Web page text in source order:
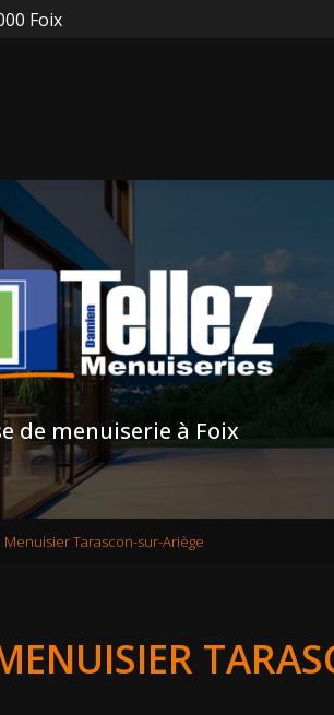
Foix
de menuiserie à Foix
Menuisier Tarascon-sur-Ariège